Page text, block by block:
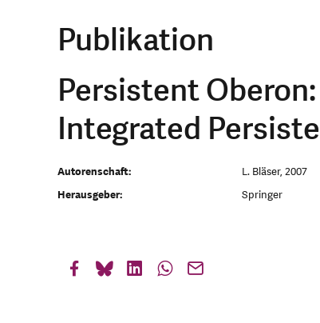
Publikation
Persistent
Integrated
Autorenschaft:
L. Bläser, 2007
Herausgeber:
Springer